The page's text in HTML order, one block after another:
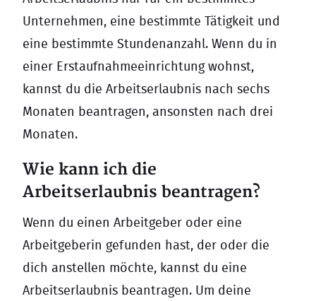
Unternehmen, eine bestimmte Tätigkeit und
eine bestimmte Stundenanzahl. Wenn du in
einer Erstaufnahmeeinrichtung wohnst,
kannst du die Arbeitserlaubnis nach sechs
Monaten beantragen, ansonsten nach drei
Monaten.
Wie kann ich die
Arbeitserlaubnis beantragen?
Wenn du einen Arbeitgeber oder eine
Arbeitgeberin gefunden hast, der oder die
dich anstellen möchte, kannst du eine
Arbeitserlaubnis beantragen. Um deine